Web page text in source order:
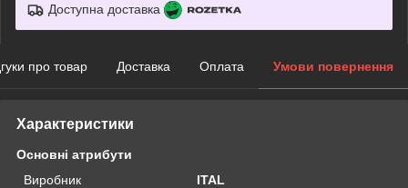
Доступна доставка
про товар Доставка Оплата Умови повернення
Характеристики
Основні атрибути
Виробник
ITAL